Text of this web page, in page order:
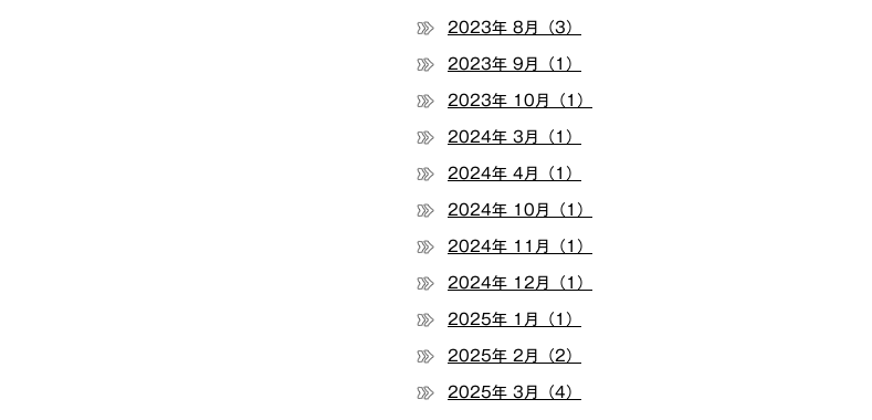
2023年 8月（3）
2023年 9月（1）
2023年 10月（1）
2024年 3月（1）
2024年 4月（1）
2024年 10月（1）
2024年 11月（1）
2024年 12月（1）
2025年 1月（1）
2025年 2月（2）
2025年 3月（4）